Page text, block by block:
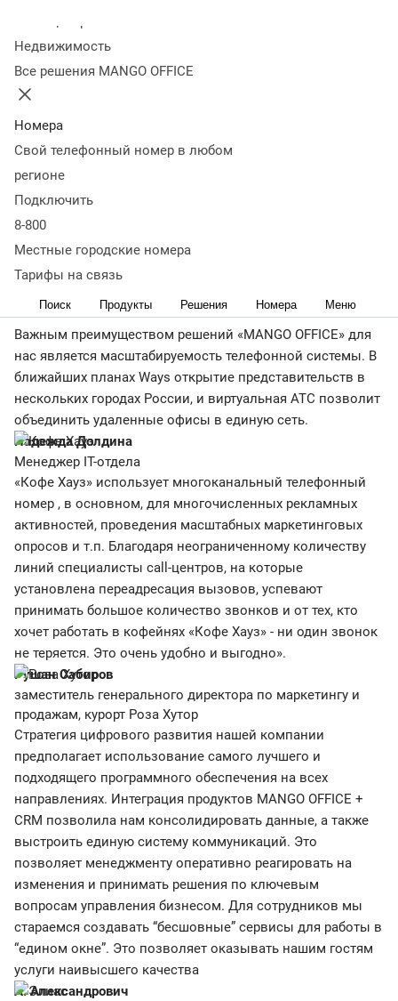
Недвижимость
Все решения MANGO OFFICE
Номера
Свой телефонный номер в любом
регионе
Подключить
8-800
Местные городские номера
Тарифы на связь
Поиск Продукты Решения Номера Меню
обеспечить компанию многоканальным городским
номером. Причем нам не пришлось прокладывать
коммуникации, покупать дорогостоящую мини-АТС и
даже факс – их функции успешно выполняет
MANGO OFFICE.
Благодаря виртуальной АТС и гибким настройкам
переадресации на мобильные телефоны и Skype наша
компания остается на связи практически круглосуточно,
что дает нам возможность строить действительно
клиентоориентированный бизнес в туристической
Важным преимуществом решений «MANGO OFFICE» для
нас является масштабируемость телефонной системы. В
ближайших планах Ways открытие представительств в
нескольких городах России, и виртуальная АТС позволит
объединить удаленные офисы в единую сеть.
Надежда Долдина
Менеджер IT-отдела
«Кофе Хауз» использует многоканальный телефонный
номер , в основном, для многочисленных рекламных
активностей, проведения масштабных маркетинговых
опросов и т.п. Благодаря неограниченному количеству
линий специалисты call-центров, на которые
установлена переадресация вызовов, успевают
принимать большое количество звонков и от тех, кто
хочет работать в кофейнях «Кофе Хауз» - ни один звонок
не теряется. Это очень удобно и выгодно».
Рушан Сабиров
заместитель генерального директора по маркетингу и
продажам, курорт Роза Хутор
Стратегия цифрового развития нашей компании
предполагает использование самого лучшего и
подходящего программного обеспечения на всех
направлениях. Интеграция продуктов MANGO OFFICE +
CRM позволила нам консолидировать данные, а также
выстроить единую систему коммуникаций. Это
позволяет менеджменту оперативно реагировать на
изменения и принимать решения по ключевым
вопросам управления бизнесом. Для сотрудников мы
стараемся создавать “бесшовные” сервисы для работы в
“едином окне”. Это позволяет оказывать нашим гостям
услуги наивысшего качества
А. Александрович